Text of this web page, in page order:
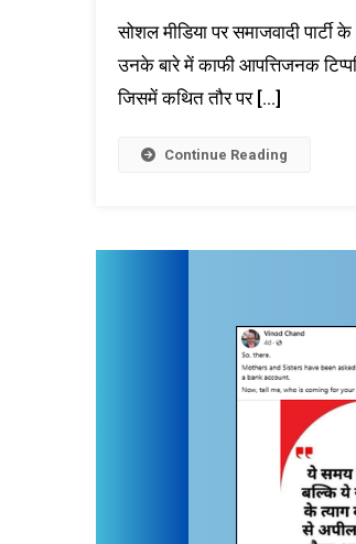
सोशल मीडिया पर समाजवादी
उनके बारे में काफी आपत्तिजनक
जिसमें कथित तौर पर […]
Continue Reading